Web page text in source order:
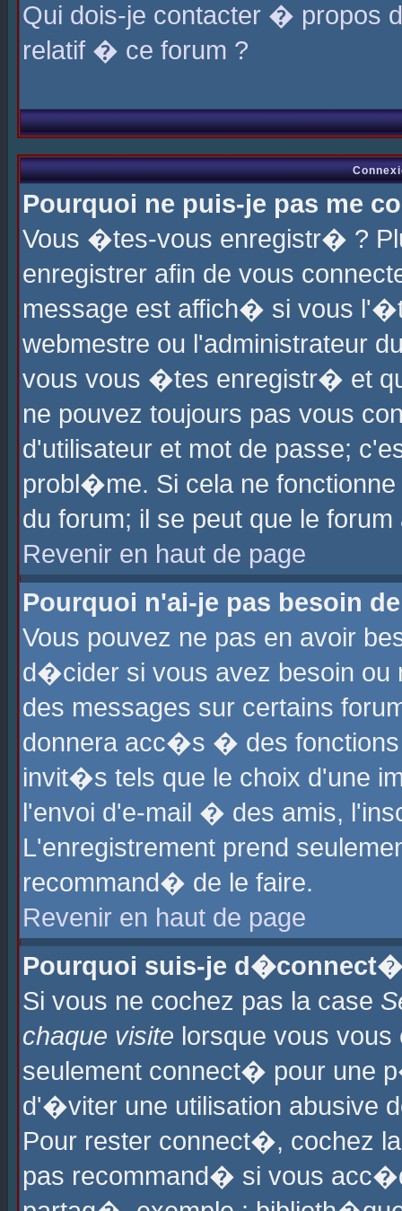
Qui dois-je contacter � propos
relatif � ce forum ?
Pourquoi ne puis-je pas me
Vous �tes-vous enregistr� ?
enregistrer afin de vous
message est affich� si vous
webmestre ou l'administrateur
vous vous �tes enregistr� et
ne pouvez toujours pas vous
d'utilisateur et mot de passe;
probl�me. Si cela ne
du forum; il se peut que le
Revenir en haut de page
Pourquoi n'ai-je pas besoin
Vous pouvez ne pas en avoir
d�cider si vous avez besoin ou
des messages sur certains
donnera acc�s � des fonctions
invit�s tels que le choix d'une
l'envoi d'e-mail � des amis,
L'enregistrement prend
recommand� de le faire.
Revenir en haut de page
Pourquoi suis-je
Si vous ne cochez pas la case
chaque visite lorsque vous
seulement connect� pour une
d'�viter une utilisation abusive
Pour rester connect�, cochez
pas recommand� si vous